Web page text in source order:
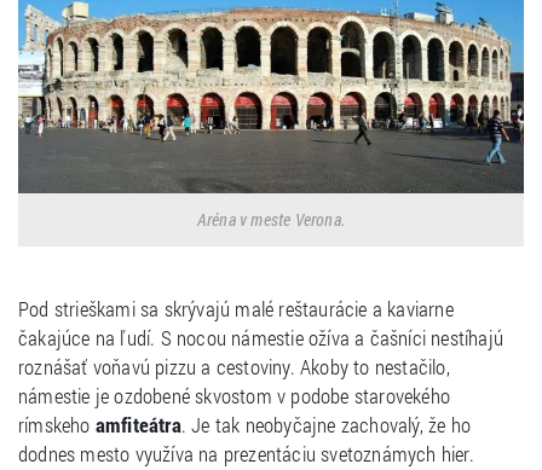
Aréna v meste Verona.
Pod strieškami sa skrývajú malé reštaurácie a kaviarne
čakajúce na ľudí. S nocou námestie ožíva a čašníci nestíhajú
roznášať voňavú pizzu a cestoviny. Akoby to nestačilo,
námestie je ozdobené skvostom v podobe starovekého
rímskeho amfiteátra. Je tak neobyčajne zachovalý, že ho
dodnes mesto využíva na prezentáciu svetoznámych hier.